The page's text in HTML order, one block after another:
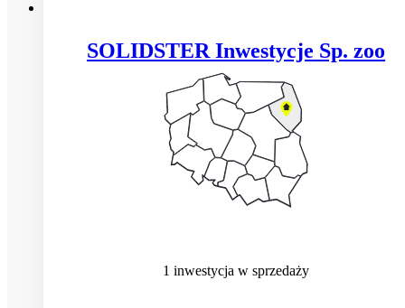
SOLIDSTER Inwestycje Sp. zoo
1 inwestycja w sprzedaży